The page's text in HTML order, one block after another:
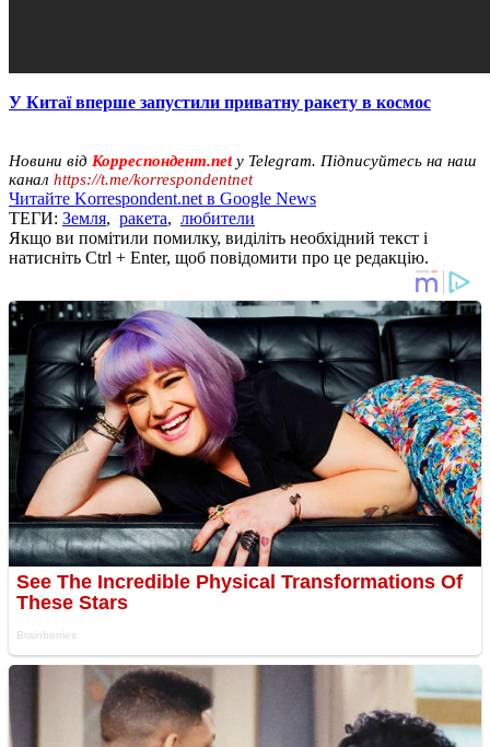
У Китаї вперше запустили приватну ракету в космос
Новини від Корреспондент.net у Telegram. Підписуйтесь на наш
канал https://t.me/korrespondentnet
Читайте Korrespondent.net в Google News
ТЕГИ: Земля, ракета, любители
Якщо ви помітили помилку, виділіть необхідний текст і
натисніть Ctrl + Enter, щоб повідомити про це редакцію.